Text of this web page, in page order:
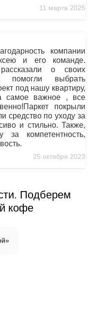
11 марта 2025
компании
и его команде.
о своих
помогли выбрать
под нашу квартиру,
самое важное , все
покрыли
средство по уходу за
и стильно. Также,
за компетентность,
25 октября 2023
Подберем
кофе